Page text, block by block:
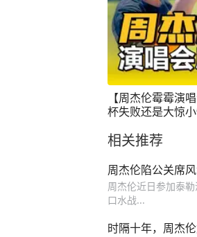
【周杰伦霉霉演
杯失败还是大惊小
相关推荐
周杰伦陷公关席
周杰伦近日参加泰
口水战...
时隔十年，周杰